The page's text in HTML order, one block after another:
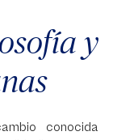
y
conocida